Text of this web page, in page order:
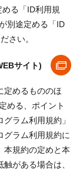
る「ID利用規
別途定める「ID
さい。
サイト)
定めるもののほ
める、ポイント
ラム利用規約」
グラム利用規約に
本規約の定めと本
がある場合は、